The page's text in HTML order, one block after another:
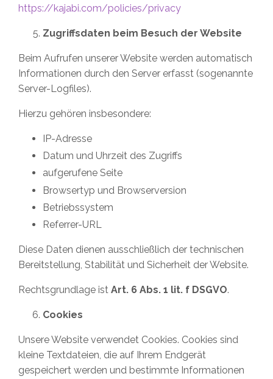
https://kajabi.com/policies/privacy
Zugriffsdaten beim Besuch der Website
Beim Aufrufen unserer Website werden automatisch
Informationen durch den Server erfasst (sogenannte
Server-Logfiles).
Hierzu gehören insbesondere:
IP-Adresse
Datum und Uhrzeit des Zugriffs
aufgerufene Seite
Browsertyp und Browserversion
Betriebssystem
Referrer-URL
Diese Daten dienen ausschließlich der technischen
Bereitstellung, Stabilität und Sicherheit der Website.
Rechtsgrundlage ist Art. 6 Abs. 1 lit. f DSGVO.
Cookies
Unsere Website verwendet Cookies. Cookies sind
kleine Textdateien, die auf Ihrem Endgerät
gespeichert werden und bestimmte Informationen